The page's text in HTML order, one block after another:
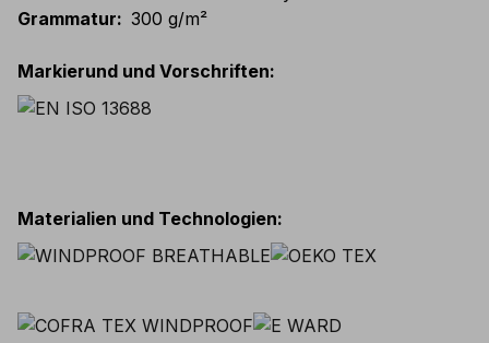
Grammatur: 300 g/m²
Markierund und Vorschriften:
Materialien und Technologien: